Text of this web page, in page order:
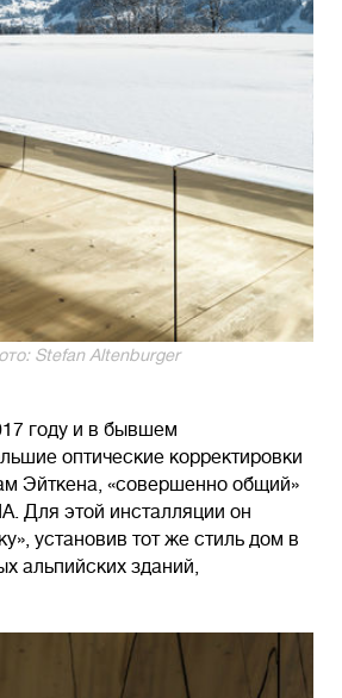
Stefan Altenburger
году и в бывшем
оптические корректировки
Эйткена, «совершенно общий»
Для этой инсталляции он
установив тот же стиль дом в
альпийских зданий,